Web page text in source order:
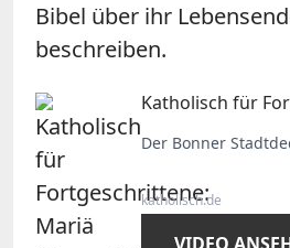
Bibel über ihr
beschreiben.
Katholisch für
Der Bonner
katholisch.de